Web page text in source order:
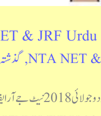
& JRF Urdu
NTA NET
,